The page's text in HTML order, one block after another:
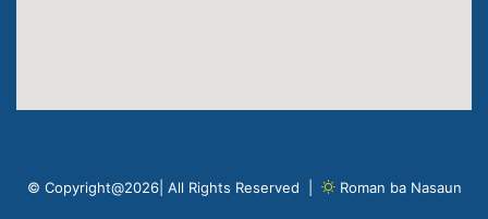
© Copyright@2026| All Rights Reserved | Roman ba Nasaun